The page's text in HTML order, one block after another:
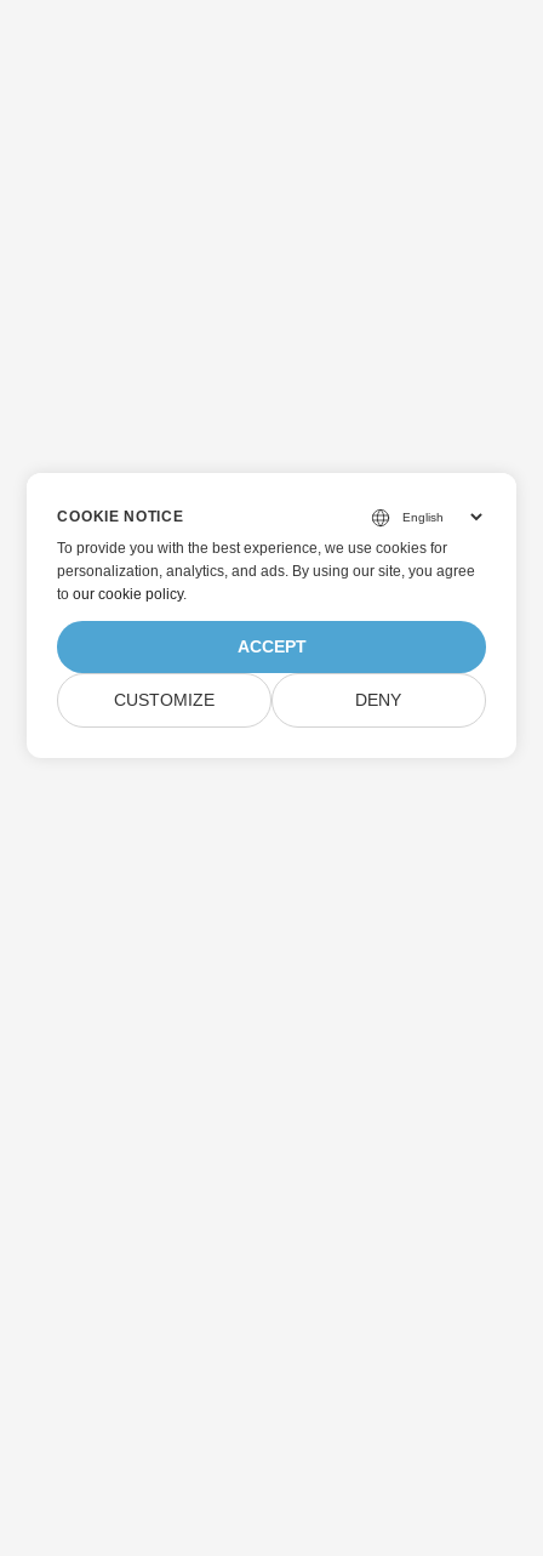
COOKIE NOTICE
To provide you with the best experience, we use cookies for
personalization, analytics, and ads. By using our site, you agree
toour cookie policy.
ACCEPT
CUSTOMIZE DENY